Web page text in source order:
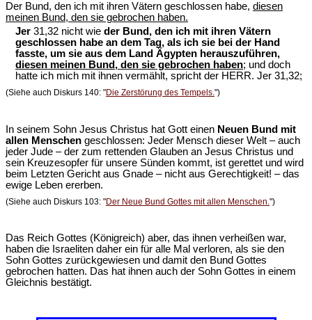
Der Bund, den ich mit ihren Vätern geschlossen habe, diesen
meinen Bund, den sie gebrochen haben.
Jer 31,32 nicht wie der Bund, den ich mit ihren Vätern
geschlossen habe an dem Tag, als ich sie bei der Hand
fasste, um sie aus dem Land Ägypten herauszuführen,
diesen meinen Bund, den sie gebrochen haben; und doch
hatte ich mich mit ihnen vermählt, spricht der HERR. Jer 31,32;
(Siehe auch Diskurs 140: "Die Zerstörung des Tempels.")
In seinem Sohn Jesus Christus hat Gott einen Neuen Bund mit
allen Menschen geschlossen: Jeder Mensch dieser Welt – auch
jeder Jude – der zum rettenden Glauben an Jesus Christus und
sein Kreuzesopfer für unsere Sünden kommt, ist gerettet und wird
beim Letzten Gericht aus Gnade – nicht aus Gerechtigkeit! – das
ewige Leben ererben.
(Siehe auch Diskurs 103: "Der Neue Bund Gottes mit allen Menschen.")
Das Reich Gottes (Königreich) aber, das ihnen verheißen war,
haben die Israeliten daher ein für alle Mal verloren, als sie den
Sohn Gottes zurückgewiesen und damit den Bund Gottes
gebrochen hatten. Das hat ihnen auch der Sohn Gottes in einem
Gleichnis bestätigt.